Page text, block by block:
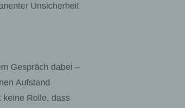
Unsicherheit
Gespräch dabei –
Aufstand
keine Rolle, dass